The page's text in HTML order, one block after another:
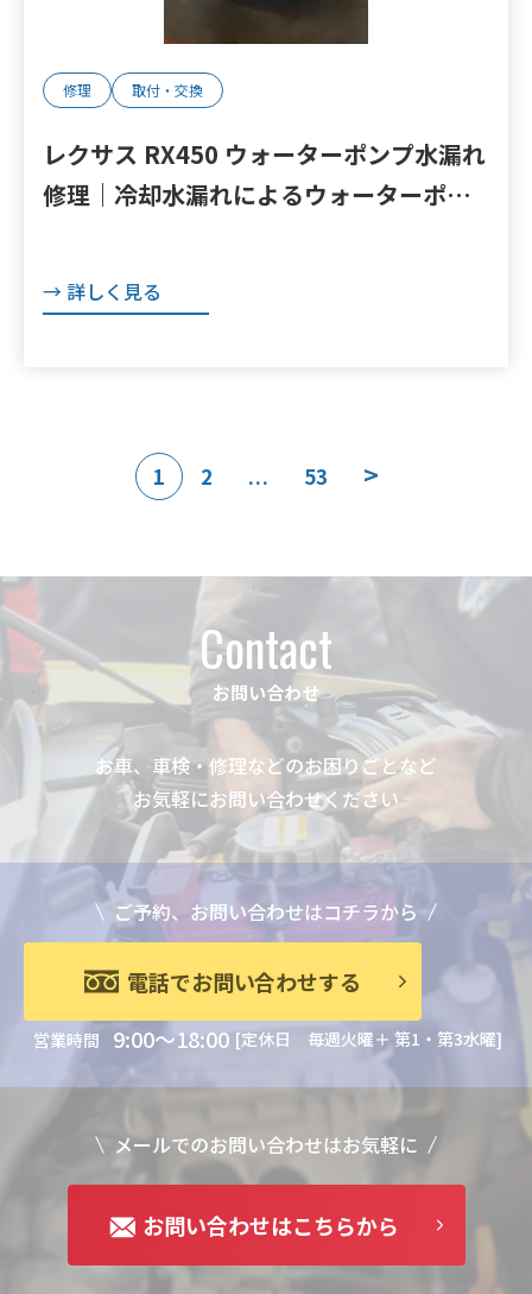
修理 取付・交換
レクサス RX450 ウォーターポンプ水漏れ
修理｜冷却水漏れによるウォーターポン
→ 詳しく見る
投
稿
ー
り
1 2 … 53 >
Contact
お問い合わせ
お車、車検・修理などのお困りごとなど
お気軽にお問い合わせください
ご予約、お問い合わせはコチラから
電話でお問い合わせする
営業時間 9:00～18:00 [定休日 毎週火曜＋ 第1・第3水曜]
メールでのお問い合わせはお気軽に
お問い合わせはこちらから